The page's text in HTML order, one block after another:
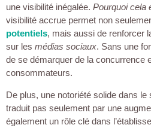
une visibilité inégalée. Pourquoi cela
visibilité accrue permet non
potentiels, mais aussi de renforcer
sur les médias sociaux. Sans une
de se démarquer de la concurrence
consommateurs.
De plus, une notoriété solide dans
traduit pas seulement par une
également un rôle clé dans